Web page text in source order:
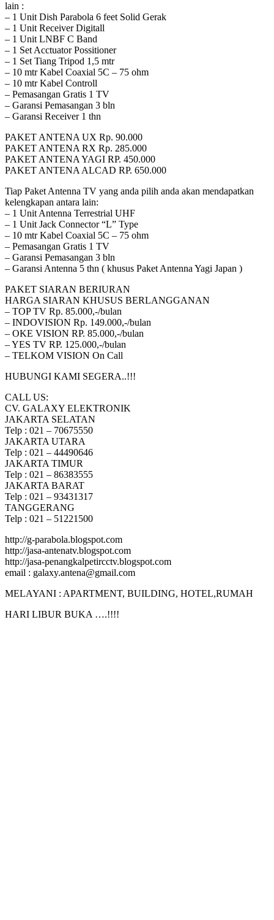
lain :
– 1 Unit Dish Parabola 6 feet Solid Gerak
– 1 Unit Receiver Digitall
– 1 Unit LNBF C Band
– 1 Set Acctuator Possitioner
– 1 Set Tiang Tripod 1,5 mtr
– 10 mtr Kabel Coaxial 5C – 75 ohm
– 10 mtr Kabel Controll
– Pemasangan Gratis 1 TV
– Garansi Pemasangan 3 bln
– Garansi Receiver 1 thn
PAKET ANTENA UX Rp. 90.000
PAKET ANTENA RX Rp. 285.000
PAKET ANTENA YAGI RP. 450.000
PAKET ANTENA ALCAD RP. 650.000
Tiap Paket Antenna TV yang anda pilih anda akan mendapatkan
kelengkapan antara lain:
– 1 Unit Antenna Terrestrial UHF
– 1 Unit Jack Connector “L” Type
– 10 mtr Kabel Coaxial 5C – 75 ohm
– Pemasangan Gratis 1 TV
– Garansi Pemasangan 3 bln
– Garansi Antenna 5 thn ( khusus Paket Antenna Yagi Japan )
PAKET SIARAN BERIURAN
HARGA SIARAN KHUSUS BERLANGGANAN
– TOP TV Rp. 85.000,-/bulan
– INDOVISION Rp. 149.000,-/bulan
– OKE VISION RP. 85.000,-/bulan
– YES TV RP. 125.000,-/bulan
– TELKOM VISION On Call
HUBUNGI KAMI SEGERA..!!!
CALL US:
CV. GALAXY ELEKTRONIK
JAKARTA SELATAN
Telp : 021 – 70675550
JAKARTA UTARA
Telp : 021 – 44490646
JAKARTA TIMUR
Telp : 021 – 86383555
JAKARTA BARAT
Telp : 021 – 93431317
TANGGERANG
Telp : 021 – 51221500
http://g-parabola.blogspot.com
http://jasa-antenatv.blogspot.com
http://jasa-penangkalpetircctv.blogspot.com
email : galaxy.antena@gmail.com
MELAYANI : APARTMENT, BUILDING, HOTEL,RUMAH
HARI LIBUR BUKA ….!!!!